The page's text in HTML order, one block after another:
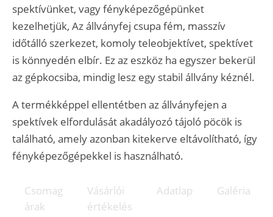
spektívünket, vagy fényképezőgépünket
kezelhetjük, Az állványfej csupa fém, masszív
időtálló szerkezet, komoly teleobjektívet, spektívet
is könnyedén elbír. Ez az eszköz ha egyszer bekerül
az gépkocsiba, mindig lesz egy stabil állvány kéznél.
A termékképpel ellentétben az állványfejen a
spektívek elfordulását akadályozó tájoló pöcök is
található, amely azonban kitekerve eltávolítható, így
fényképezőgépekkel is használható.
Csomag
árak
Vásárlói
értékelés
Adatlap Galéria